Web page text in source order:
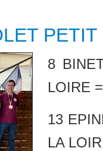
PETIT
8
LOIRE
13
LA